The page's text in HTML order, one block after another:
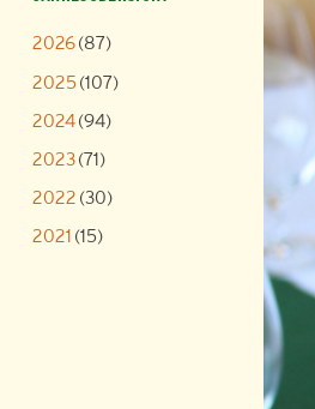
2026(87)
2025 (107)
2024(94)
2023(71)
2022 (30)
2021 (15)